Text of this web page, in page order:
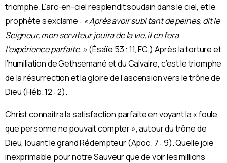
triomphe. L’arc-en-ciel resplendit soudain dans le ciel, et le
prophète s’exclame : « Après avoir subi tant de peines, dit le
Seigneur, mon serviteur jouira de la vie, il en fera
l’expérience parfaite. »(Ésaïe 53 : 11, FC.) Après la torture et
l’humiliation de Gethsémané et du Calvaire, c’est le triomphe
de la résurrection et la gloire de l’ascension vers le trône de
Dieu (Héb. 12 : 2).
Christ connaîtra la satisfaction parfaite en voyant la « foule,
que personne ne pouvait compter », autour du trône de
Dieu, louant le grand Rédempteur (Apoc. 7 : 9). Quelle joie
inexprimable pour notre Sauveur que de voir les millions